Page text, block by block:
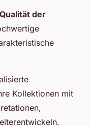
Qualität der
Kollektionen mit